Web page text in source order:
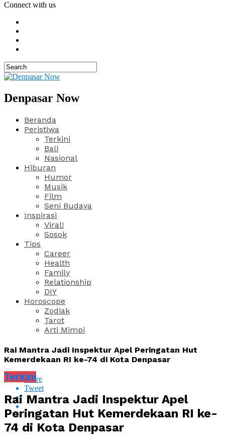
Connect with us
Denpasar Now
Beranda
Peristiwa
Terkini
Bali
Nasional
Hiburan
Humor
Musik
Film
Seni Budaya
Inspirasi
Viral!
Sosok
Tips
Career
Health
Family
Relationship
DIY
Horoscope
Zodiak
Tarot
Arti Mimpi
Rai Mantra Jadi Inspektur Apel Peringatan Hut
Kemerdekaan RI ke-74 di Kota Denpasar
Share
Tweet
Terkini
Rai Mantra Jadi Inspektur Apel
Peringatan Hut Kemerdekaan RI ke-
74 di Kota Denpasar